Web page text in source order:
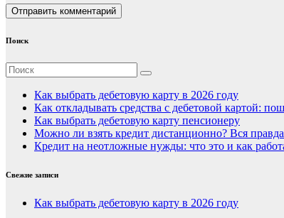
Поиск
Как выбрать дебетовую карту в 2026 году
Как откладывать средства с дебетовой картой:
Как выбрать дебетовую карту пенсионеру
Можно ли взять кредит дистанционно? Вся
Кредит на неотложные нужды: что это и как
Свежие записи
Как выбрать дебетовую карту в 2026 году